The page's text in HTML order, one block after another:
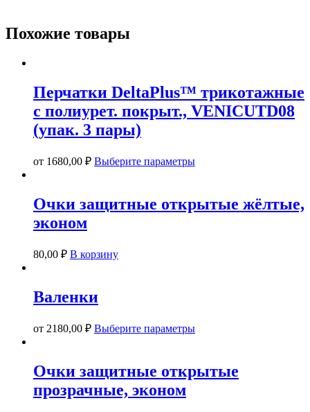
Похожие товары
Перчатки DeltaPlus™ трикотажные
с полиурет. покрыт., VENICUTD08
(упак. 3 пары)
от 1680,00 ₽ Выберите параметрыЭтот
вариаций.
Очки защитные открытые жёлтые,
эконом
80,00 ₽ В корзину
Валенки
от 2180,00 ₽ Выберите параметрыЭтот
вариаций.
Очки защитные открытые
прозрачные, эконом